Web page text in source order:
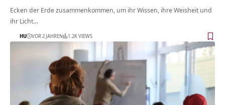
Ecken der Erde zusammenkommen, um ihr Wissen, ihre Weisheit und
ihr Licht…
HU VOR 2 JAHREN 1.2K VIEWS